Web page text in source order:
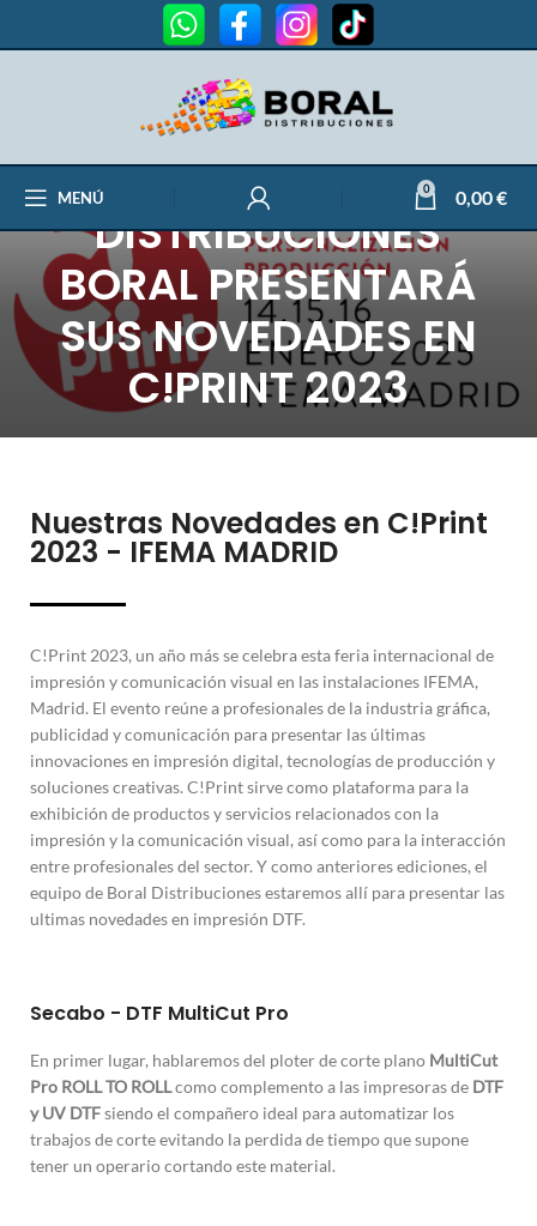
MENÚ 0 0,00€
DISTRIBUCIONES
BORAL PRESENTARÁ
SUS NOVEDADES EN
C!PRINT 2023
Nuestras Novedades en C!Print
2023 - IFEMA MADRID
C!Print 2023, un año más se celebra esta feria internacional de
impresión y comunicación visual en las instalaciones IFEMA,
Madrid. El evento reúne a profesionales de la industria gráfica,
publicidad y comunicación para presentar las últimas
innovaciones en impresión digital, tecnologías de producción y
soluciones creativas. C!Print sirve como plataforma para la
exhibición de productos y servicios relacionados con la
impresión y la comunicación visual, así como para la interacción
entre profesionales del sector. Y como anteriores ediciones, el
equipo de Boral Distribuciones estaremos allí para presentar las
ultimas novedades en impresión DTF.
Secabo - DTF MultiCut Pro
En primer lugar, hablaremos del ploter de corte plano MultiCut
Pro ROLL TO ROLLcomo complemento a las impresoras de DTF
y UV DTFsiendo el compañero ideal para automatizar los
trabajos de corte evitando la perdida de tiempo que supone
tener un operario cortando este material.